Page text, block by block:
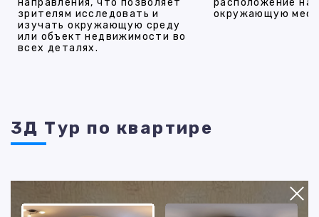
зрителям исследовать и
изучать окружающую среду
или объект недвижимости во
всех деталях.
окружающую
3Д Тур по квартире